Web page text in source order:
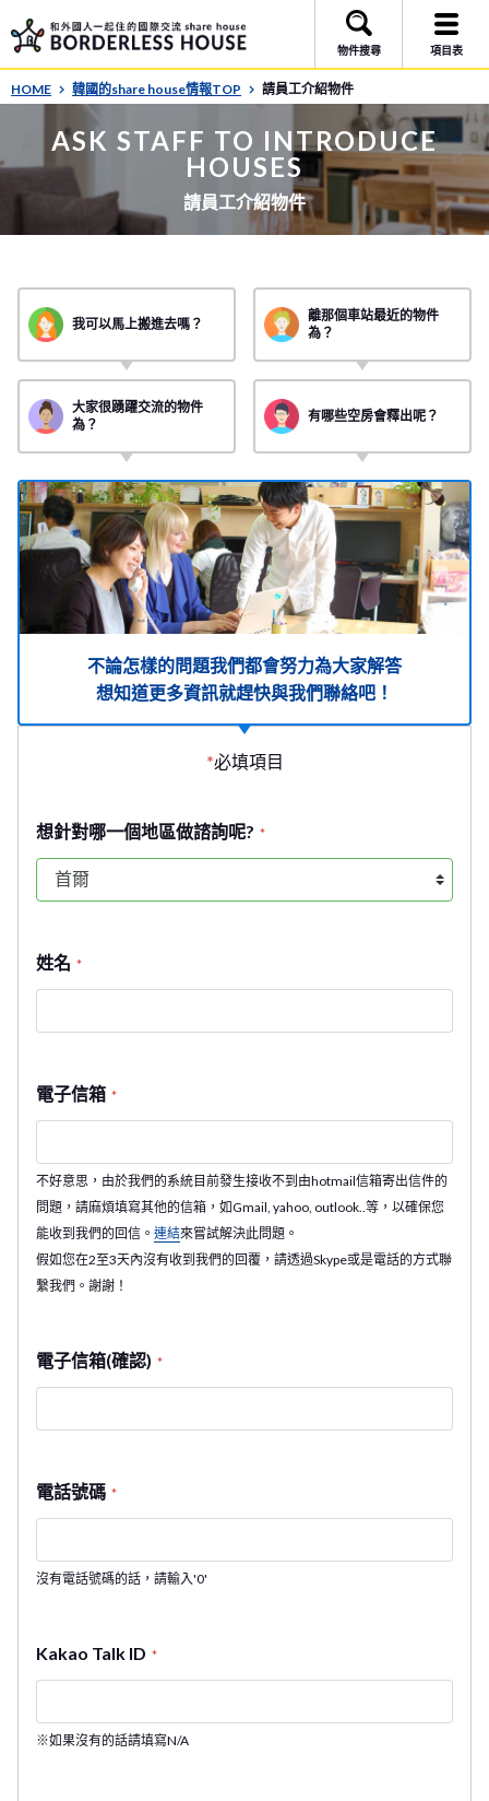
物件搜尋 項目表
HOME 韓國的share house情報TOP 請員工介紹物件
ASK STAFF TO INTRODUCE
HOUSES
請員工介紹物件
我可以馬上搬進去嗎？
離那個車站最近的物件
為？
大家很踴躍交流的物件
為？
有哪些空房會釋出呢？
不論怎樣的問題我們都會努力為大家解答
想知道更多資訊就趕快與我們聯絡吧！
*必填項目
想針對哪一個地區做諮詢呢? *
姓名 *
電子信箱 *
不好意思，由於我們的系統目前發生接收不到由hotmail信箱寄出信件的
問題，請麻煩填寫其他的信箱，如Gmail, yahoo, outlook..等，以確保您
能收到我們的回信。 連結來嘗試解決此問題。
假如您在2至3天內沒有收到我們的回覆，請透過Skype或是電話的方式聯
繫我們。謝謝！
電子信箱(確認) *
電話號碼 *
沒有電話號碼的話，請輸入'0'
Kakao Talk ID *
※如果沒有的話請填寫N/A